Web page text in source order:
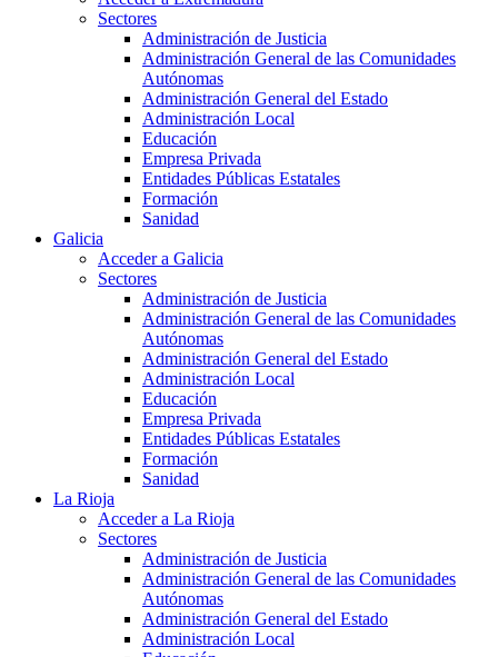
Sectores
Administración de Justicia
Administración General de las Comunidades
Autónomas
Administración General del Estado
Administración Local
Educación
Empresa Privada
Entidades Públicas Estatales
Formación
Sanidad
Galicia
Acceder a Galicia
Sectores
Administración de Justicia
Administración General de las Comunidades
Autónomas
Administración General del Estado
Administración Local
Educación
Empresa Privada
Entidades Públicas Estatales
Formación
Sanidad
La Rioja
Acceder a La Rioja
Sectores
Administración de Justicia
Administración General de las Comunidades
Autónomas
Administración General del Estado
Administración Local